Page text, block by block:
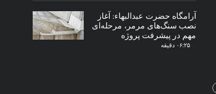
آرامگاه حضرت عبدالبهاء: آغاز
نصب سنگ‌های مرمر، مرحله‌ای
مهم در پیشرفت پروژه
۰۶:۲۵ دقیقه